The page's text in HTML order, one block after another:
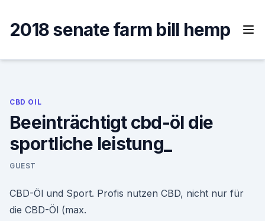
content
2018 senate farm bill hemp
CBD OIL
Beeinträchtigt cbd-öl die
sportliche leistung_
GUEST
CBD-Öl und Sport. Profis nutzen CBD, nicht nur für
die CBD-Öl (max.